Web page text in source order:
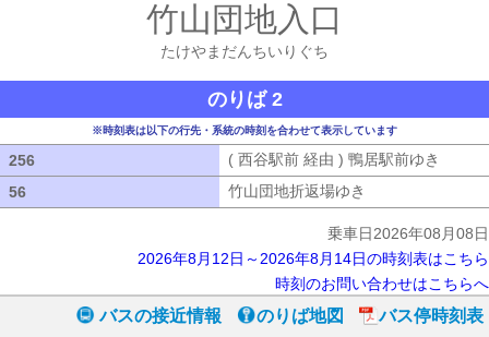
竹山団地入口
たけやまだんちいりぐち
のりば 2
※時刻表は以下の行先・系統の時刻を合わせて表示しています
256 ( 西谷駅前 経由 ) 鴨居駅前ゆき
56
竹山団地折返場ゆき
乗車日2026年08月08日
2026年8月12日～2026年8月14日の時刻表はこちら
時刻のお問い合わせはこちらへ
バスの接近情報 のりば地図
バス停時刻表